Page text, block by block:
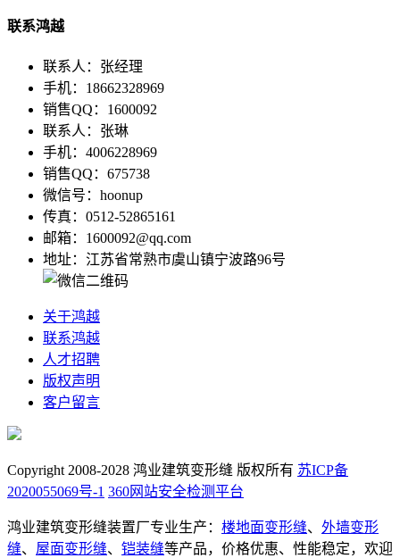
联系鸿越
联系人：张经理
手机：18662328969
销售QQ：1600092
联系人：张琳
手机：4006228969
销售QQ：675738
微信号：hoonup
传真：0512-52865161
邮箱：1600092@qq.com
地址：江苏省常熟市虞山镇宁波路96号
关于鸿越
联系鸿越
人才招聘
版权声明
客户留言
Copyright 2008-2028 鸿业建筑变形缝 版权所有 苏ICP备
2020055069号-1 360网站安全检测平台
鸿业建筑变形缝装置厂专业生产： 楼地面变形缝、 外墙变形
缝、 屋面变形缝、 铠装缝等产品，价格优惠、性能稳定，欢迎